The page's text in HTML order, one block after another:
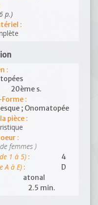
p.)
:
:
20ème s.
:
; Onomatopée
pièce :
:
femmes )
1 à 5):
4
A à E) :
D
atonal
2.5 min.